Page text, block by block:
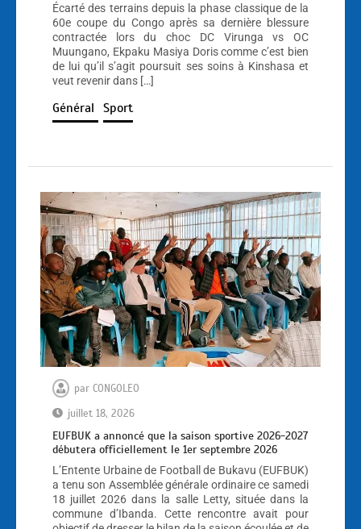
Écarté des terrains depuis la phase classique de la
60e coupe du Congo après sa dernière blessure
contractée lors du choc DC Virunga vs OC
Muungano, Ekpaku Masiya Doris comme c’est bien
de lui qu’il s’agit poursuit ses soins à Kinshasa et
veut revenir dans […]
Général Sport
par CONGOLEO
juillet 18, 2026
EUFBUK a annoncé que la saison sportive 2026-2027
débutera officiellement le 1er septembre 2026
L’Entente Urbaine de Football de Bukavu (EUFBUK)
a tenu son Assemblée générale ordinaire ce samedi
18 juillet 2026 dans la salle Letty, située dans la
commune d’Ibanda. Cette rencontre avait pour